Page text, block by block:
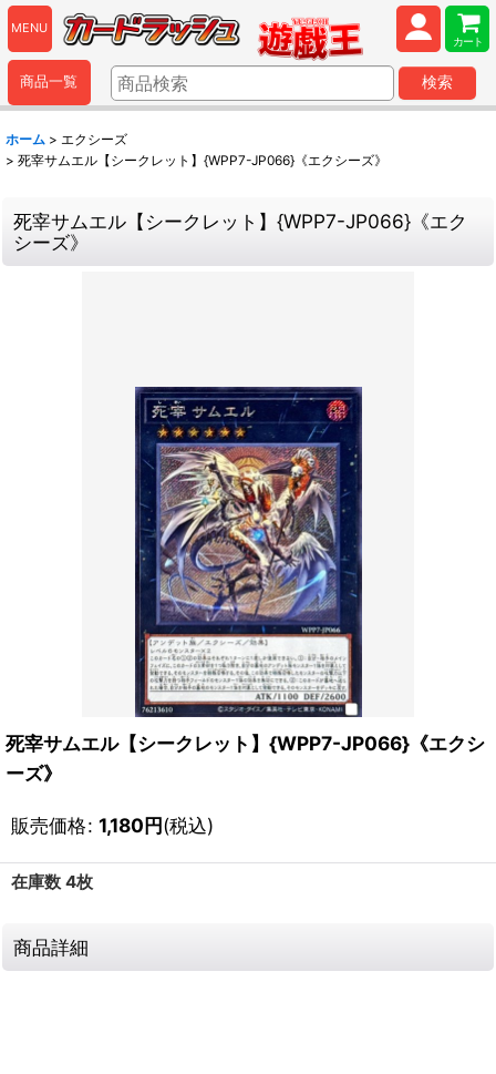
MENU
カート
商品一覧 検索
ホーム > エクシーズ
> 死宰サムエル【シークレット】{WPP7-JP066}《エクシーズ》
死宰サムエル【シークレット】{WPP7-JP066}《エク
シーズ》
死宰サムエル【シークレット】{WPP7-JP066}《エクシ
ーズ》
販売価格: 1,180円(税込)
在庫数 4枚
商品詳細